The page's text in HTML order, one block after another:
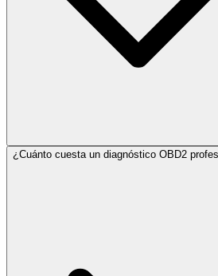
¿Cuánto cuesta un diagnóstico OBD2